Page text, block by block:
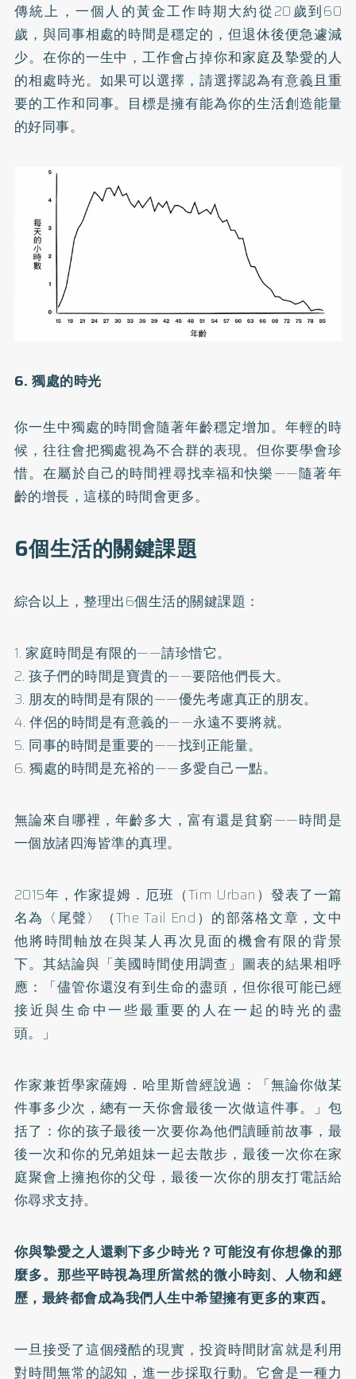
傳統上，一個人的黃金工作時期大約從20歲到60
歲，與同事相處的時間是穩定的，但退休後便急遽減
少。在你的一生中，工作會占掉你和家庭及摯愛的人
的相處時光。如果可以選擇，請選擇認為有意義且重
要的工作和同事。目標是擁有能為你的生活創造能量
的好同事。
6. 獨處的時光
你一生中獨處的時間會隨著年齡穩定增加。年輕的時
候，往往會把獨處視為不合群的表現。但你要學會珍
惜。在屬於自己的時間裡尋找幸福和快樂——隨著年
齡的增長，這樣的時間會更多。
6個生活的關鍵課題
綜合以上，整理出6個生活的關鍵課題：
1. 家庭時間是有限的——請珍惜它。
2. 孩子們的時間是寶貴的——要陪他們長大。
3. 朋友的時間是有限的——優先考慮真正的朋友。
4. 伴侶的時間是有意義的——永遠不要將就。
5. 同事的時間是重要的——找到正能量。
6. 獨處的時間是充裕的——多愛自己一點。
無論來自哪裡，年齡多大，富有還是貧窮——時間是
一個放諸四海皆準的真理。
2015年，作家提姆．厄班（Tim Urban）發表了一篇
名為〈尾聲〉（The Tail End）的部落格文章，文中
他將時間軸放在與某人再次見面的機會有限的背景
下。其結論與「美國時間使用調查」圖表的結果相呼
應：「儘管你還沒有到生命的盡頭，但你很可能已經
接近與生命中一些最重要的人在一起的時光的盡
頭。」
作家兼哲學家薩姆．哈里斯曾經說過：「無論你做某
件事多少次，總有一天你會最後一次做這件事。」包
括了：你的孩子最後一次要你為他們讀睡前故事，最
後一次和你的兄弟姐妹一起去散步，最後一次你在家
庭聚會上擁抱你的父母，最後一次你的朋友打電話給
你尋求支持。
你與摯愛之人還剩下多少時光？可能沒有你想像的那
麼多。那些平時視為理所當然的微小時刻、人物和經
歷，最終都會成為我們人生中希望擁有更多的東西。
一旦接受了這個殘酷的現實，投資時間財富就是利用
對時間無常的認知，進一步採取行動。它會是一種力